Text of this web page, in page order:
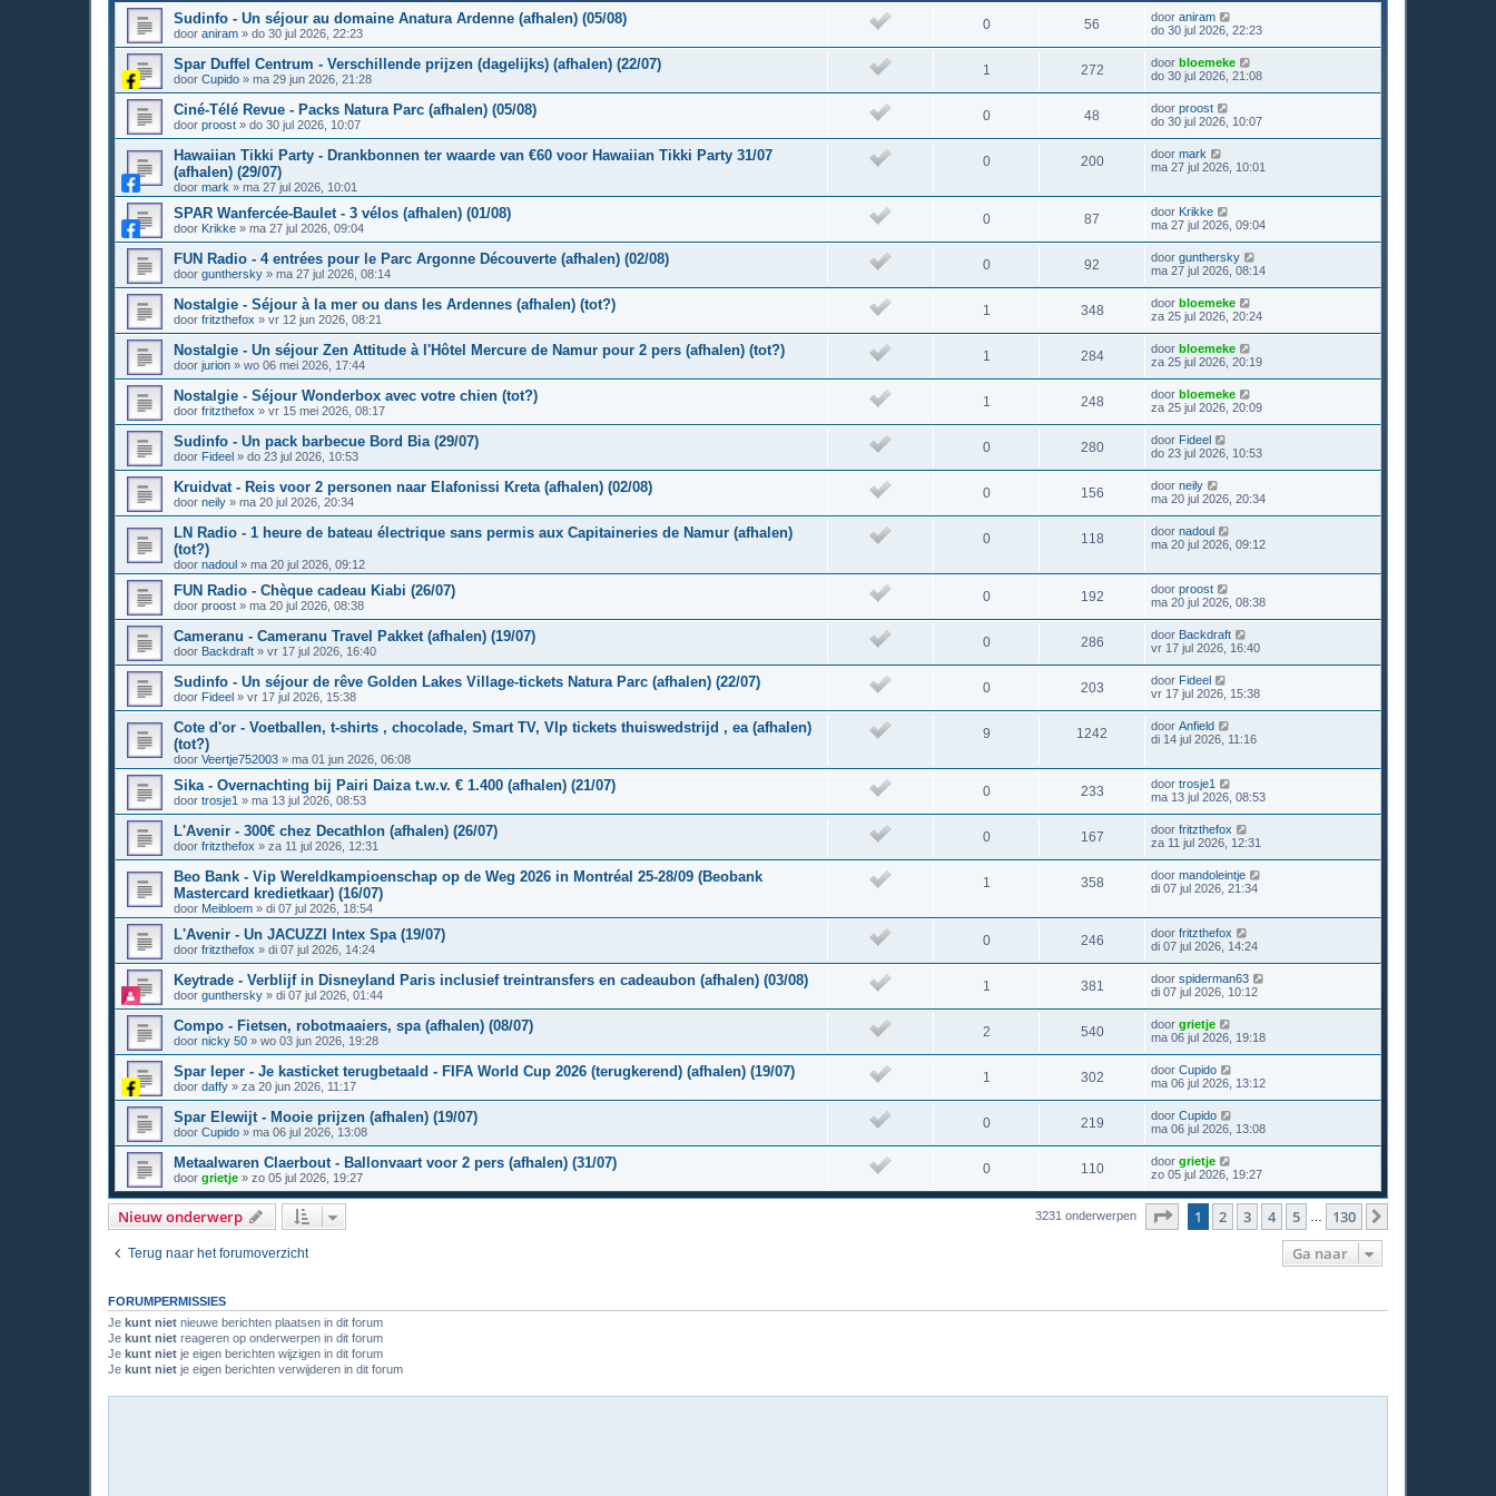
Sudinfo - Un séjour au domaine Anatura Ardenne (afhalen) (05/08)
door aniram » do 30 jul 2026, 22:23
0 56 dooraniram
do 30 jul 2026, 22:23
Spar Duffel Centrum - Verschillende prijzen (dagelijks) (afhalen) (22/07)
door Cupido » ma 29 jun 2026, 21:28
1 272 doorbloemeke
do 30 jul 2026, 21:08
Ciné-Télé Revue - Packs Natura Parc (afhalen) (05/08)
door proost » do 30 jul 2026, 10:07
0 48 doorproost
do 30 jul 2026, 10:07
Hawaiian Tikki Party - Drankbonnen ter waarde van €60 voor Hawaiian Tikki Party 31/07
(afhalen) (29/07)
door mark » ma 27 jul 2026, 10:01
0 200 doormark
ma 27 jul 2026, 10:01
SPAR Wanfercée-Baulet - 3 vélos (afhalen) (01/08)
door Krikke » ma 27 jul 2026, 09:04
0 87 door Krikke
ma 27 jul 2026, 09:04
FUN Radio - 4 entrées pour le Parc Argonne Découverte (afhalen) (02/08)
door gunthersky » ma 27 jul 2026, 08:14
0 92 doorgunthersky
ma 27 jul 2026, 08:14
Nostalgie - Séjour à la mer ou dans les Ardennes (afhalen) (tot?)
door fritzthefox » vr 12 jun 2026, 08:21
1 348 doorbloemeke
za 25 jul 2026, 20:24
Nostalgie - Un séjour Zen Attitude à l'Hôtel Mercure de Namur pour 2 pers (afhalen) (tot?)
door jurion » wo 06 mei 2026, 17:44
1 284 doorbloemeke
za 25 jul 2026, 20:19
Nostalgie - Séjour Wonderbox avec votre chien (tot?)
door fritzthefox » vr 15 mei 2026, 08:17
1 248 doorbloemeke
za 25 jul 2026, 20:09
Sudinfo - Un pack barbecue Bord Bia (29/07)
door Fideel » do 23 jul 2026, 10:53
0 280 door Fideel
do 23 jul 2026, 10:53
Kruidvat - Reis voor 2 personen naar Elafonissi Kreta (afhalen) (02/08)
door neily » ma 20 jul 2026, 20:34
0 156 doorneily
ma 20 jul 2026, 20:34
LN Radio - 1 heure de bateau électrique sans permis aux Capitaineries de Namur (afhalen)
(tot?)
door nadoul » ma 20 jul 2026, 09:12
0 118 doornadoul
ma 20 jul 2026, 09:12
FUN Radio - Chèque cadeau Kiabi (26/07)
door proost » ma 20 jul 2026, 08:38
0 192 doorproost
ma 20 jul 2026, 08:38
Cameranu - Cameranu Travel Pakket (afhalen) (19/07)
door Backdraft » vr 17 jul 2026, 16:40
0 286 door Backdraft
vr 17 jul 2026, 16:40
Sudinfo - Un séjour de rêve Golden Lakes Village-tickets Natura Parc (afhalen) (22/07)
door Fideel » vr 17 jul 2026, 15:38
0 203 door Fideel
vr 17 jul 2026, 15:38
Cote d'or - Voetballen, t-shirts , chocolade, Smart TV, VIp tickets thuiswedstrijd , ea (afhalen)
(tot?)
door Veertje752003 » ma 01 jun 2026, 06:08
9 1242 doorAnfield
di 14 jul 2026, 11:16
Sika - Overnachting bij Pairi Daiza t.w.v. € 1.400 (afhalen) (21/07)
door trosje1 » ma 13 jul 2026, 08:53
0 233 doortrosje1
ma 13 jul 2026, 08:53
L'Avenir - 300€ chez Decathlon (afhalen) (26/07)
door fritzthefox » za 11 jul 2026, 12:31
0 167 doorfritzthefox
za 11 jul 2026, 12:31
Beo Bank - Vip Wereldkampioenschap op de Weg 2026 in Montréal 25-28/09 (Beobank
Mastercard kredietkaar) (16/07)
door Meibloem » di 07 jul 2026, 18:54
1 358 doormandoleintje
di 07 jul 2026, 21:34
L'Avenir - Un JACUZZI Intex Spa (19/07)
door fritzthefox » di 07 jul 2026, 14:24
0 246 doorfritzthefox
di 07 jul 2026, 14:24
Keytrade - Verblijf in Disneyland Paris inclusief treintransfers en cadeaubon (afhalen) (03/08)
door gunthersky » di 07 jul 2026, 01:44
1 381 doorspiderman63
di 07 jul 2026, 10:12
Compo - Fietsen, robotmaaiers, spa (afhalen) (08/07)
door nicky 50 » wo 03 jun 2026, 19:28
2 540 doorgrietje
ma 06 jul 2026, 19:18
Spar Ieper - Je kasticket terugbetaald - FIFA World Cup 2026 (terugkerend) (afhalen) (19/07)
door daffy » za 20 jun 2026, 11:17
1 302 doorCupido
ma 06 jul 2026, 13:12
Spar Elewijt - Mooie prijzen (afhalen) (19/07)
door Cupido » ma 06 jul 2026, 13:08
0 219 doorCupido
ma 06 jul 2026, 13:08
Metaalwaren Claerbout - Ballonvaart voor 2 pers (afhalen) (31/07)
door grietje » zo 05 jul 2026, 19:27
0 110 doorgrietje
zo 05 jul 2026, 19:27
Nieuw onderwerp 3231 onderwerpen Pagina1 van 130
1 2 3 4 5 130
Terug naar het forumoverzicht Ga naar
FORUMPERMISSIES
Je kunt niet nieuwe berichten plaatsen in dit forum
Je kunt niet reageren op onderwerpen in dit forum
Je kunt niet je eigen berichten wijzigen in dit forum
Je kunt niet je eigen berichten verwijderen in dit forum